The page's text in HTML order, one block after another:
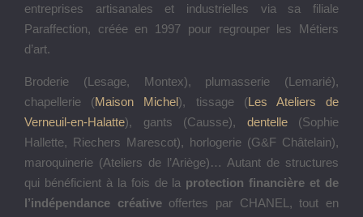
entreprises artisanales et industrielles via sa filiale
Paraffection, créée en 1997 pour regrouper les Métiers
d’art.
Broderie (Lesage, Montex), plumasserie (Lemarié),
chapellerie (Maison Michel), tissage (Les Ateliers de
Verneuil-en-Halatte), gants (Causse), dentelle(Sophie
Hallette, Riechers Marescot), horlogerie (G&F Châtelain),
maroquinerie (Ateliers de l’Ariège)… Autant de structures
qui bénéficient à la fois de la protection financière et de
l’indépendance créativeoffertes par CHANEL, tout en